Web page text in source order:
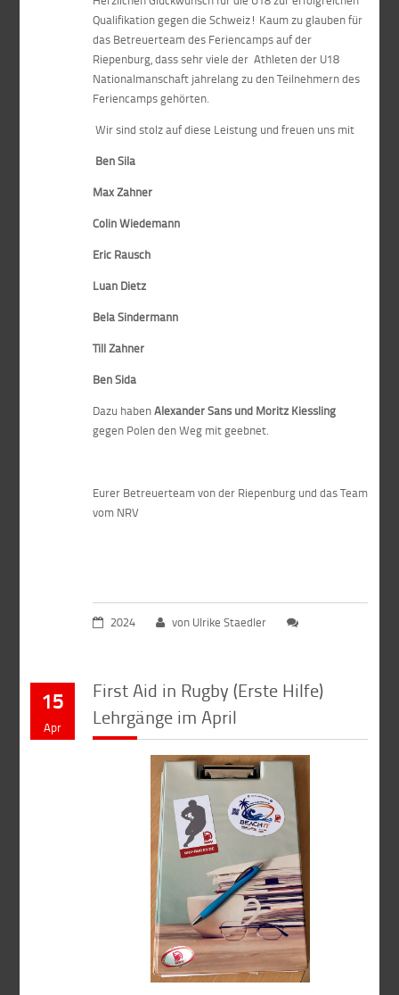
Qualifikation gegen die Schweiz! Kaum zu glauben für
das Betreuerteam des Feriencamps auf der
Riepenburg, dass sehr viele der Athleten der U18
Nationalmanschaft jahrelang zu den Teilnehmern des
Feriencamps gehörten.
Wir sind stolz auf diese Leistung und freuen uns mit
Ben Sila
Max Zahner
Colin Wiedemann
Eric Rausch
Luan Dietz
Bela Sindermann
Till Zahner
Ben Sida
Dazu habenAlexander Sans und Moritz Kiessling
gegen Polen den Weg mit geebnet.
Eurer Betreuerteam von der Riepenburg und das Team
vom NRV
2024 von Ulrike Staedler
15
Apr
First Aid in Rugby (Erste Hilfe)
Lehrgänge im April